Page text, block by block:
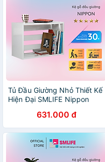
Tủ Đầu Giường Nhỏ Thiết Kế
Hiện Đại SMLIFE Nippon
631.000 đ